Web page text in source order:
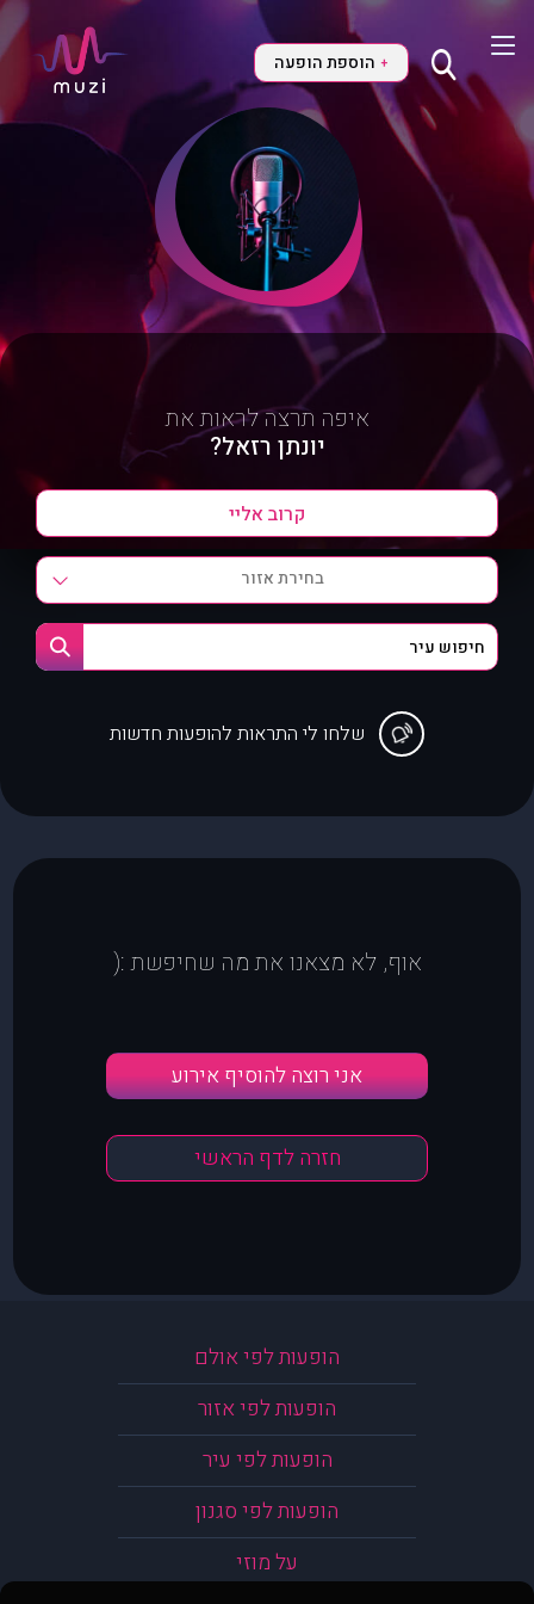
+ הוספת הופעה
איפה תרצה לראות את
יונתן רזאל?
בחירת אזור
שלחו לי התראות להופעות חדשות
אוף, לא מצאנו את מה שחיפשת :(
אני רוצה להוסיף אירוע
חזרה לדף הראשי
הופעות לפי אולם
הופעות לפי אזור
הופעות לפי עיר
הופעות לפי סגנון
על מוזי